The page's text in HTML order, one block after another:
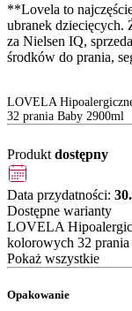
**Lovela to
ubranek dziecięcych.
za Nielsen IQ,
środków do prania,
LOVELA
32 prania Baby 2900ml
Produkt dostępny
Data przydatności:
Dostępne warianty
LOVELA
kolorowych 32
Pokaż wszystkie
Opakowanie